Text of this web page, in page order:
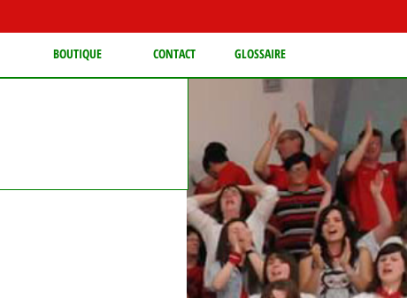
BOUTIQUE CONTACT GLOSSAIRE